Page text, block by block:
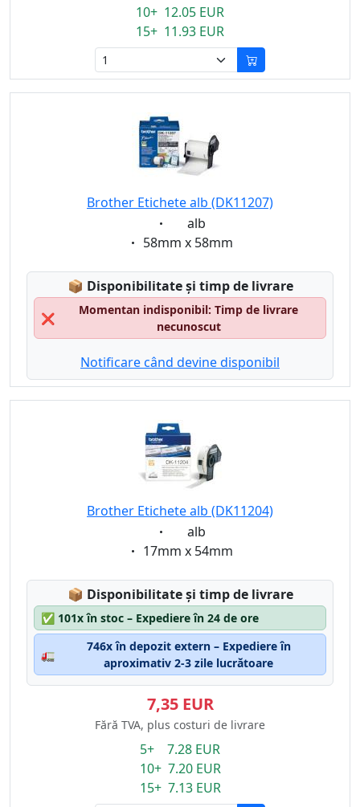
10+ 12.05 EUR
15+ 11.93 EUR
Brother Etichete alb (DK11207)
Eigenschaft:
alb
Eigenschaft:
58mm x 58mm
📦 Lagerstatus:
Disponibilitate și timp de livrare
❌
Momentan indisponibil: Timp de livrare
necunoscut
Notificare când devine disponibil
Brother Etichete alb (DK11204)
Eigenschaft:
alb
Eigenschaft:
17mm x 54mm
📦 Lagerstatus:
Disponibilitate și timp de livrare
✅ 101x în stoc – Expediere în 24 de ore
🚛
746x în depozit extern – Expediere în
aproximativ 2-3 zile lucrătoare
7,35 EUR
Fără TVA, plus costuri de livrare
5+ 7.28 EUR
10+ 7.20 EUR
15+ 7.13 EUR